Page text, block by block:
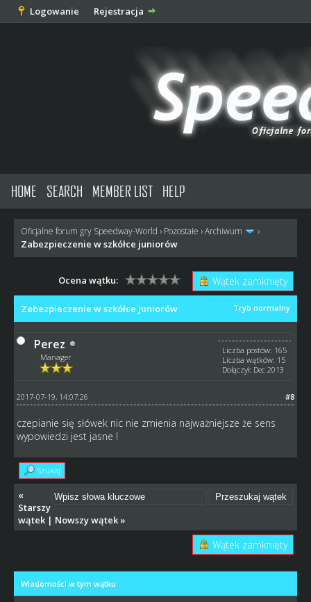
Logowanie Rejestracja
HOME SEARCH MEMBER LIST HELP
Oficjalne forum gry Speedway-World › Pozostałe ›Archiwum ›
Zabezpieczenie w szkółce juniorów
Wątek zamknięty
Ocena wątku:
Tryb normalny
Zabezpieczenie w szkółce juniorów
Perez
Manager
Liczba postów: 165
Liczba wątków: 15
Dołączył: Dec 2013
#8
2017-07-19, 14:07:26
czepianie się słówek nic nie zmienia najważniejsze że sens
wypowiedzi jest jasne !
Szukaj
«
Starszy
wątek| Nowszy wątek»
Wątek zamknięty
Wiadomości w tym wątku